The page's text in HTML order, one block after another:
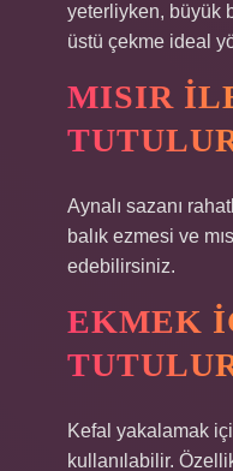
yeterliyken, büyük
üstü çekme ideal
MISIR
Aynalı sazanı
balık ezmesi ve
edebilirsiniz.
EKMEK
Kefal yakalamak
kullanılabilir.